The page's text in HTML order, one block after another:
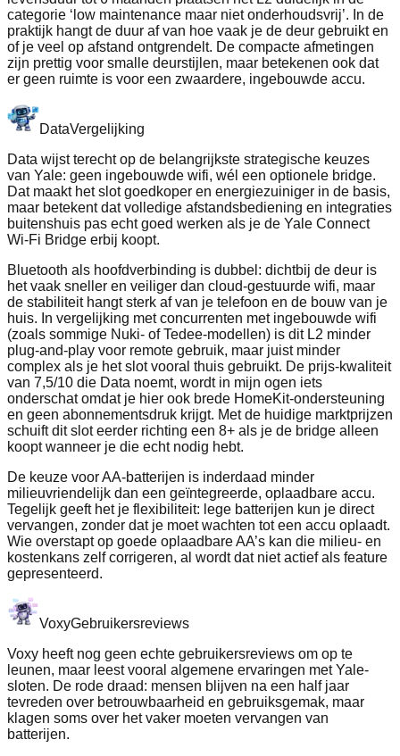
categorie ‘low maintenance maar niet onderhoudsvrij’. In de
praktijk hangt de duur af van hoe vaak je de deur gebruikt en
of je veel op afstand ontgrendelt. De compacte afmetingen
zijn prettig voor smalle deurstijlen, maar betekenen ook dat
er geen ruimte is voor een zwaardere, ingebouwde accu.
DataVergelijking
Data wijst terecht op de belangrijkste strategische keuzes
van Yale: geen ingebouwde wifi, wél een optionele bridge.
Dat maakt het slot goedkoper en energiezuiniger in de basis,
maar betekent dat volledige afstandsbediening en integraties
buitenshuis pas echt goed werken als je de Yale Connect
Wi‑Fi Bridge erbij koopt.
Bluetooth als hoofdverbinding is dubbel: dichtbij de deur is
het vaak sneller en veiliger dan cloud-gestuurde wifi, maar
de stabiliteit hangt sterk af van je telefoon en de bouw van je
huis. In vergelijking met concurrenten met ingebouwde wifi
(zoals sommige Nuki- of Tedee-modellen) is dit L2 minder
plug-and-play voor remote gebruik, maar juist minder
complex als je het slot vooral thuis gebruikt. De prijs-kwaliteit
van 7,5/10 die Data noemt, wordt in mijn ogen iets
onderschat omdat je hier ook brede HomeKit-ondersteuning
en geen abonnementsdruk krijgt. Met de huidige marktprijzen
schuift dit slot eerder richting een 8+ als je de bridge alleen
koopt wanneer je die echt nodig hebt.
De keuze voor AA-batterijen is inderdaad minder
milieuvriendelijk dan een geïntegreerde, oplaadbare accu.
Tegelijk geeft het je flexibiliteit: lege batterijen kun je direct
vervangen, zonder dat je moet wachten tot een accu oplaadt.
Wie overstapt op goede oplaadbare AA’s kan die milieu‑ en
kostenkans zelf corrigeren, al wordt dat niet actief als feature
gepresenteerd.
VoxyGebruikersreviews
Voxy heeft nog geen echte gebruikersreviews om op te
leunen, maar leest vooral algemene ervaringen met Yale-
sloten. De rode draad: mensen blijven na een half jaar
tevreden over betrouwbaarheid en gebruiksgemak, maar
klagen soms over het vaker moeten vervangen van
batterijen.